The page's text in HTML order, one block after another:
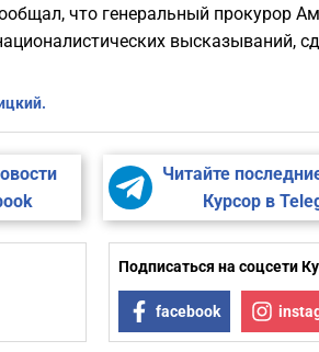
что генеральный прокурор
высказываний,
Читайте
Курсор в
Подписаться на соцсети
facebook